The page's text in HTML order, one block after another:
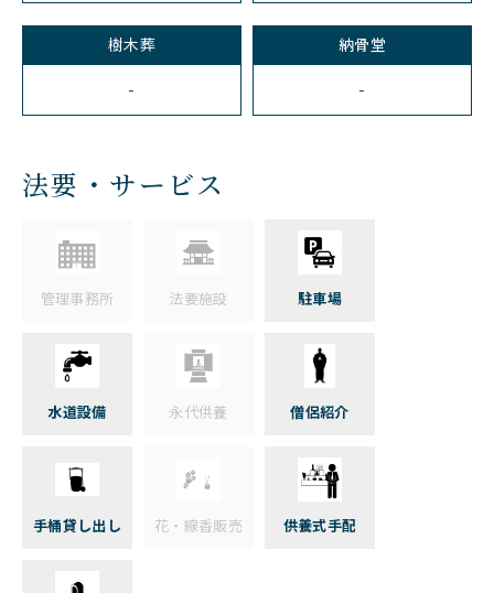
樹木葬
-
納骨堂
-
法要・サービス
管理事務所 法要施設 駐車場
水道設備 永代供養 僧侶紹介
手桶貸し出し 花・線香販売 供養式手配